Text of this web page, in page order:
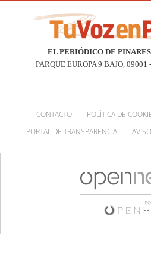
EL PERIÓDICO DE
PARQUE EUROPA 9 BAJO,
CONTACTO POLÍTICA DE
PORTAL DE TRANSPARENCIA